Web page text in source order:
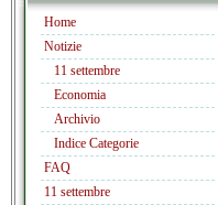
Home
Notizie
11 settembre
Economia
Archivio
Indice Categorie
FAQ
11 settembre